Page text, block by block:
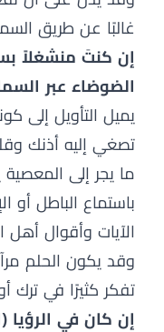
غالبًا عن طريق
إن كنتَ منشغلاً
الضوضاء عبر
يميل التأويل إلى
تصغي إليه أذنك
ما يجر إلى
باستماع الباطل
الآيات وأقوال أهل
وقد يكون الحلم
تفكر كثيرًا في ترك
إن كان في الرؤيا